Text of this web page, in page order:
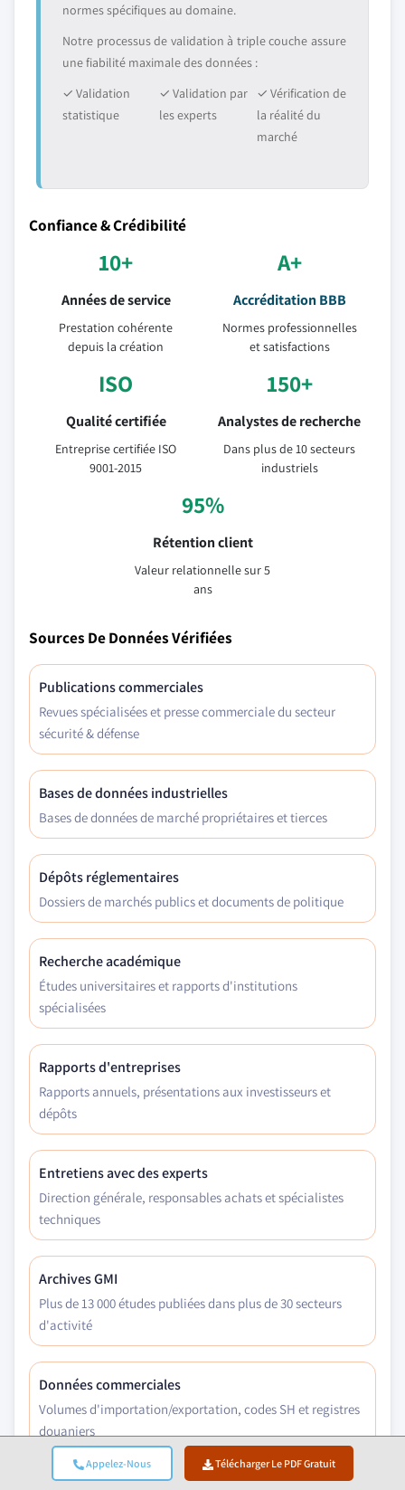
Appelez-Nous Télécharger Le PDF Gratuit
normes spécifiques au domaine.
Notre processus de validation à triple couche assure
une fiabilité maximale des données :
✓ Validation
statistique
✓ Validation par
les experts
✓ Vérification de
la réalité du
marché
Confiance & Crédibilité
10+
Années de service
Prestation cohérente
depuis la création
A+
Accréditation BBB
Normes professionnelles
et satisfactions
ISO
Qualité certifiée
Entreprise certifiée ISO
9001-2015
150+
Analystes de recherche
Dans plus de 10 secteurs
industriels
95%
Rétention client
Valeur relationnelle sur 5
ans
Sources De Données Vérifiées
Publications commerciales
Revues spécialisées et presse commerciale du secteur
sécurité & défense
Bases de données industrielles
Bases de données de marché propriétaires et tierces
Dépôts réglementaires
Dossiers de marchés publics et documents de politique
Recherche académique
Études universitaires et rapports d'institutions
spécialisées
Rapports d'entreprises
Rapports annuels, présentations aux investisseurs et
dépôts
Entretiens avec des experts
Direction générale, responsables achats et spécialistes
techniques
Archives GMI
Plus de 13 000 études publiées dans plus de 30 secteurs
d'activité
Données commerciales
Volumes d'importation/exportation, codes SH et registres
douaniers